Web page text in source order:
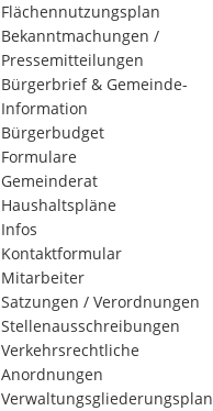
Flächennutzungsplan
Bekanntmachungen /
Pressemitteilungen
Bürgerbrief & Gemeinde-
Information
Bürgerbudget
Formulare
Gemeinderat
Haushaltspläne
Infos
Kontaktformular
Mitarbeiter
Satzungen / Verordnungen
Stellenausschreibungen
Verkehrsrechtliche
Anordnungen
Verwaltungsgliederungsplan